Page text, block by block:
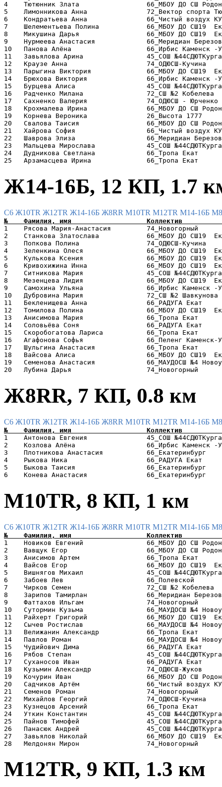
4    Тютюнник Злата                 66_МБОУ ДО СШ
5    Лимонникова Анна               72_Вектор
6    Кондратьева Анна               66_Чистый
7    Шелементьева Полина            66_МБОУ ДО
8    Микушина Дарья                 66_МБОУ ДО
9    Нурмеева Анастасия             66_Меридиан
10   Панова Алёна                   66_Ирбис
11   Завьялова Арина                45_СОШ
12   Краузе Анна                    74_ОДЮСШ-
13   Парыгина Виктория              66_МБОУ ДО
14   Брюхова Виктория               66_Ирбис
15   Бурцева Алиса                  45_СОШ
16   Радченко Милана                72_СШ №2
17   Сахненко Валерия               74_ОДЮСШ -
18   Крохмалева Ирина               66_МБОУ ДО СШ
19   Корнева Вероника               26_Высота
20   Свалова Таисия                 66_МБОУ ДО СШ
21   Хайрова София                  66_Чистый
22   Шаврова Элиза                  66_Меридиан
23   Мальцева Мирослава             45_СОШ
24   Дудникова Светлана             66_Тропа
Ж14-16Б, 12 КП, 1.7
C6 Ж10TR Ж12TR Ж14-16Б Ж8RR М10TR М12TR М14-16Б
1    Рясова Мария-Анастасия
2    Станкова Златослава            66_МБОУ ДО
3    Попкова Полина                 74_ОДЮСШ-
4    Зеленкина Олеся                66_МБОУ ДО
5    Кулькова Ксения                66_МБОУ ДО
6    Кривохижина Инна               66_МБОУ ДО
7    Ситникова Мария                45_СОШ
8    Мезенцева Лидия                66_МБОУ ДО
9    Самохина Ульяна                66_Ирбис
10   Дубровина Мария                72_СШ №2
11   Бекленищева Анна               66_РАДУГА
12   Томилова Полина                66_МБОУ ДО
13   Анисимова Мария                66_Тропа
14   Соловьёва Соня                 66_РАДУГА
15   Скоробогатова Лариса           66_Тропа
16   Агафонова Софья                66_Пеленг
17   Шульгина Анастасия
18   Вайсова Алиса
19   Семенова Анастасия
Ж8RR, 7 КП, 0.8 км
C6 Ж10TR Ж12TR Ж14-16Б Ж8RR М10TR М12TR М14-16Б
1    Антонова Евгения               45_СОШ
2    Козлова Алёна                  66_Ирбис
3    Плотникова Анастасия
4    Рыкова Ника                    66_РАДУГА
5    Быкова Таисия
М10TR, 8 КП, 1 км
C6 Ж10TR Ж12TR Ж14-16Б Ж8RR М10TR М12TR М14-16Б
1    Новиков Евгений                66_МБОУ ДО
2    Вавщук Егор                    66_МБОУ ДО СШ
3    Анисимов Артем                 66_Тропа
4    Вайсов Егор                    66_МБОУ ДО
5    Вишнягов Михаил                45_СОШ
6    Забоев Лев                     66_Полевской
7    Чирков Семен                   72_СШ №2
8    Зарипов Тамирлан               66_Меридиан
9    Фаттахов Ильгам
10   Сутормин Кузьма                66_МАУДОСШ №4
11   Райхерт Григорий               66_МБОУ ДО
12   Сычев Ростислав                66_МАУДОСШ №4
13   Велижанин Александр            66_Тропа
14   Павлов Роман                   66_МАУДОСШ №4
15   Чудийович Дима                 66_РАДУГА
16   Рябов Степан                   45_СОШ
17   Суханосов Иван                 66_РАДУГА
18   Кузьмин Александр              74_ОДЮСШ-
19   Кочурин Иван                   66_МБОУ ДО СШ
20   Садчиков Артём                 66_Чистый
21   Семенов Роман
22   Михайлов Георгий               74_ОДЮСШ-
23   Кузнецов Арсений               66_Тропа
24   Уткин Константин               45_СОШ
25   Пайнов Тимофей                 45_СОШ
26   Панасюк Андрей                 45_СОШ
27   Завьялов Николай
М12TR, 9 КП, 1.3 км